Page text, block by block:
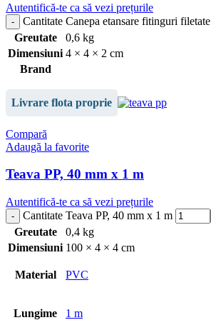
Autentifică-te ca să vezi prețurile
Cantitate Canepa etansare fitinguri filetate
Greutate
0,6 kg
Dimensiuni 4 × 4 × 2 cm
Brand
Livrare flota proprie
Compară
Adaugă la favorite
Teava PP, 40 mm x 1 m
Autentifică-te ca să vezi prețurile
Cantitate Teava PP, 40 mm x 1 m
Greutate
0,4 kg
Dimensiuni 100 × 4 × 4 cm
Material PVC
Lungime 1 m